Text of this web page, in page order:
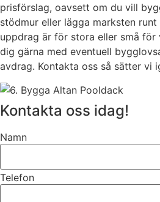
prisförslag, oavsett om du vill
stödmur eller lägga marksten
uppdrag är för stora eller små för
dig gärna med eventuell
avdrag. Kontakta oss så sätter vi
Kontakta oss idag!
Namn
Telefon